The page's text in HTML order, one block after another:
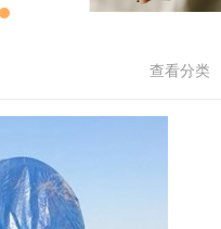
查看分类